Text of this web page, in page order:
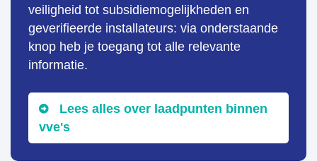
veiligheid tot subsidiemogelijkheden en
geverifieerde installateurs: via onderstaande
knop heb je toegang tot alle relevante
informatie.
Lees alles over laadpunten binnen
vve's